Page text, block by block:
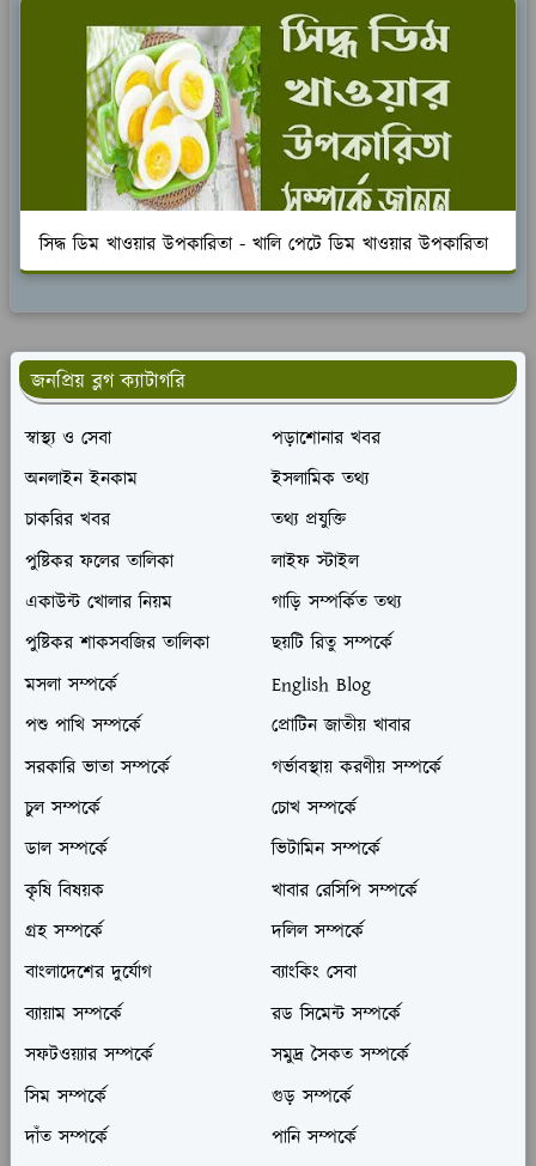
সিদ্ধ ডিম খাওয়ার উপকারিতা - খালি পেটে ডিম খাওয়ার উপকারিতা
জনপ্রিয় ব্লগ ক্যাটাগরি
স্বাস্থ্য ও সেবা
পড়াশোনার খবর
অনলাইন ইনকাম
ইসলামিক তথ্য
চাকরির খবর
তথ্য প্রযুক্তি
পুষ্টিকর ফলের তালিকা
লাইফ স্টাইল
একাউন্ট খোলার নিয়ম
গাড়ি সম্পর্কিত তথ্য
পুষ্টিকর শাকসবজির তালিকা
ছয়টি রিতু সম্পর্কে
মসলা সম্পর্কে
English Blog
পশু পাখি সম্পর্কে
প্রোটিন জাতীয় খাবার
সরকারি ভাতা সম্পর্কে
গর্ভাবস্থায় করণীয় সম্পর্কে
চুল সম্পর্কে
চোখ সম্পর্কে
ডাল সম্পর্কে
ভিটামিন সম্পর্কে
কৃষি বিষয়ক
খাবার রেসিপি সম্পর্কে
গ্রহ সম্পর্কে
দলিল সম্পর্কে
বাংলাদেশের দুর্যোগ
ব্যাংকিং সেবা
ব্যায়াম সম্পর্কে
রড সিমেন্ট সম্পর্কে
সফটওয়্যার সম্পর্কে
সমুদ্র সৈকত সম্পর্কে
সিম সম্পর্কে
গুড় সম্পর্কে
দাঁত সম্পর্কে
পানি সম্পর্কে